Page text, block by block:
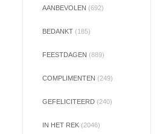
AANBEVOLEN (692)
BEDANKT (185)
FEESTDAGEN (889)
COMPLIMENTEN (249)
GEFELICITEERD (240)
IN HET REK (2046)